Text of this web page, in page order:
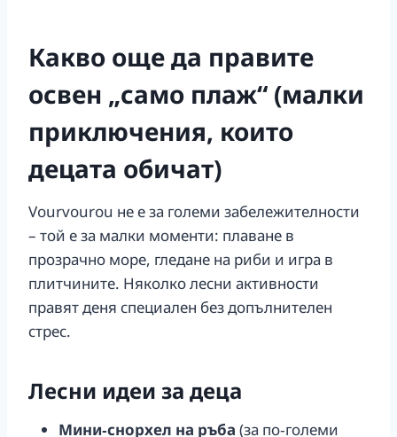
Какво още да правите
освен „само плаж“ (малки
приключения, които
децата обичат)
Vourvourou не е за големи забележителности
– той е за малки моменти: плаване в
прозрачно море, гледане на риби и игра в
плитчините. Няколко лесни активности
правят деня специален без допълнителен
стрес.
Лесни идеи за деца
Мини‑снорхел на ръба (за по‑големи